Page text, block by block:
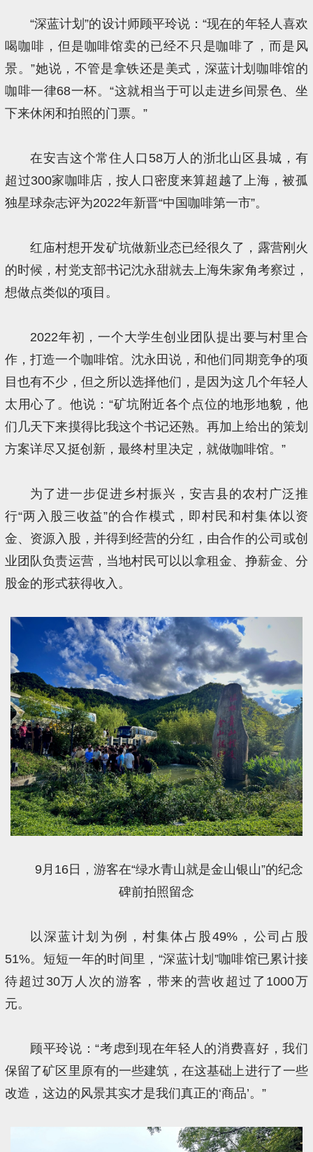
“深蓝计划”的设计师顾平玲说：“现在的年轻人喜欢
喝咖啡，但是咖啡馆卖的已经不只是咖啡了，而是风
景。”她说，不管是拿铁还是美式，深蓝计划咖啡馆的
咖啡一律68一杯。“这就相当于可以走进乡间景色、坐
下来休闲和拍照的门票。”
在安吉这个常住人口58万人的浙北山区县城，有
超过300家咖啡店，按人口密度来算超越了上海，被孤
独星球杂志评为2022年新晋“中国咖啡第一市”。
红庙村想开发矿坑做新业态已经很久了，露营刚火
的时候，村党支部书记沈永甜就去上海朱家角考察过，
想做点类似的项目。
2022年初，一个大学生创业团队提出要与村里合
作，打造一个咖啡馆。沈永田说，和他们同期竞争的项
目也有不少，但之所以选择他们，是因为这几个年轻人
太用心了。他说：“矿坑附近各个点位的地形地貌，他
们几天下来摸得比我这个书记还熟。再加上给出的策划
方案详尽又挺创新，最终村里决定，就做咖啡馆。”
为了进一步促进乡村振兴，安吉县的农村广泛推
行“两入股三收益”的合作模式，即村民和村集体以资
金、资源入股，并得到经营的分红，由合作的公司或创
业团队负责运营，当地村民可以以拿租金、挣薪金、分
股金的形式获得收入。
9月16日，游客在“绿水青山就是金山银山”的纪念
碑前拍照留念
以深蓝计划为例，村集体占股49%，公司占股
51%。短短一年的时间里，“深蓝计划”咖啡馆已累计接
待超过30万人次的游客，带来的营收超过了1000万
元。
顾平玲说：“考虑到现在年轻人的消费喜好，我们
保留了矿区里原有的一些建筑，在这基础上进行了一些
改造，这边的风景其实才是我们真正的‘商品’。”